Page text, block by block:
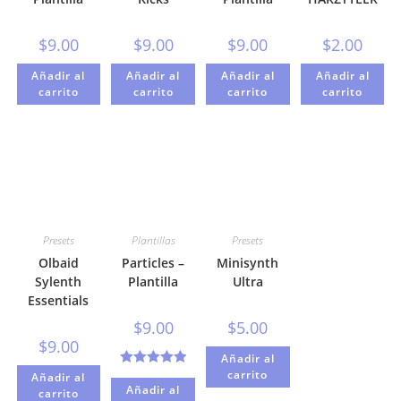
$9.00
Añadir al
carrito
$9.00
Añadir al
carrito
$9.00
Añadir al
carrito
$2.00
Añadir al
carrito
Presets
Olbaid
Sylenth
Essentials
$9.00
Añadir al
carrito
Plantillas
Particles –
Plantilla
$9.00
Valorado con
5.00de 5
Añadir al
Presets
Minisynth
Ultra
$5.00
Añadir al
carrito